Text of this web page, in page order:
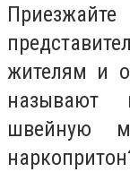
жителям и
называют
швейную